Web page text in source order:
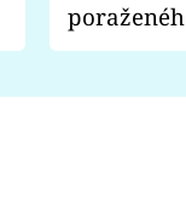
fanoušci